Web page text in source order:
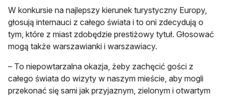
W konkursie na najlepszy kierunek turystyczny Europy,
głosują internauci z całego świata i to oni zdecydują o
tym, które z miast zdobędzie prestiżowy tytuł. Głosować
mogą także warszawianki i warszawiacy.
– To niepowtarzalna okazja, żeby zachęcić gości z
całego świata do wizyty w naszym mieście, aby mogli
przekonać się sami jak przyjaznym, zielonym i otwartym